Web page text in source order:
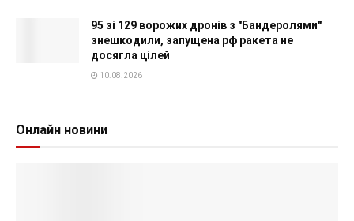
95 зі 129 ворожих дронів з "Бандеролями"
знешкодили, запущена рф ракета не
досягла цілей
10.08.2026
Онлайн новини